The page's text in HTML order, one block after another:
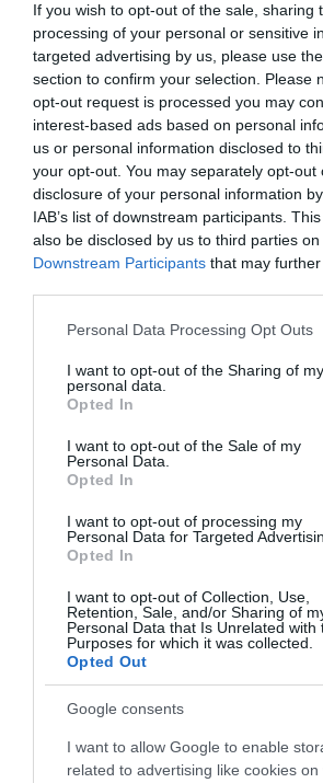
If you wish to opt-out of the sale, sharing
processing of your personal or sensitive
targeted advertising by us, please use
section to confirm your selection. Please
opt-out request is processed you may
interest-based ads based on personal
us or personal information disclosed to
your opt-out. You may separately opt-out
disclosure of your personal information
IAB’s list of downstream participants.
also be disclosed by us to third parties on
Downstream Participants that may
Please note that this website/app uses
not limited to your visit or usage
grant or deny consent to Google and its
use your data for below specified
consent section.
Personal Data Processing Opt Outs
I want to opt-out of the Sharing of my
personal data.
Opted In
I want to opt-out of the Sale of my
Personal Data.
Opted In
I want to opt-out of processing my
Personal Data for Targeted
Opted In
I want to opt-out of Collection, Use,
Retention, Sale, and/or Sharing of
Personal Data that Is Unrelated with
Purposes for which it was collected.
Opted Out
Google consents
I want to allow Google to enable
related to advertising like cookies on
Forrás: Blikk
Címkék: kapcsolat ,barátság,Tóth
Mangra
Korábbi bejegyzések
HASONLÓ BEJEGYZÉSEK